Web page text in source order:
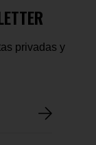
privadas y